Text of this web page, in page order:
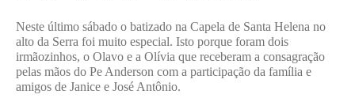
Neste último sábado o batizado na Capela de Santa Helena no
alto da Serra foi muito especial. Isto porque foram dois
irmãozinhos, o Olavo e a Olívia que receberam a consagração
pelas mãos do Pe Anderson com a participação da família e
amigos de Janice e José Antônio.